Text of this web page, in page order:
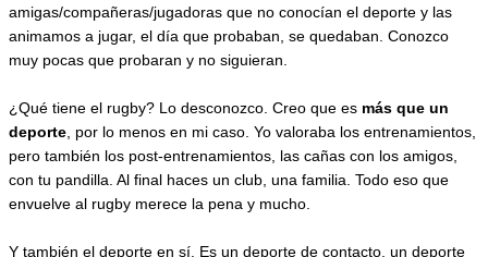
amigas/compañeras/jugadoras que no conocían el deporte y las
animamos a jugar, el día que probaban, se quedaban. Conozco
muy pocas que probaran y no siguieran.
¿Qué tiene el rugby? Lo desconozco. Creo que es más que un
deporte , por lo menos en mi caso. Yo valoraba los entrenamientos,
pero también los post-entrenamientos, las cañas con los amigos,
con tu pandilla. Al final haces un club, una familia. Todo eso que
envuelve al rugby merece la pena y mucho
Y también el deporte en sí. Es un deporte de contacto, un deporte